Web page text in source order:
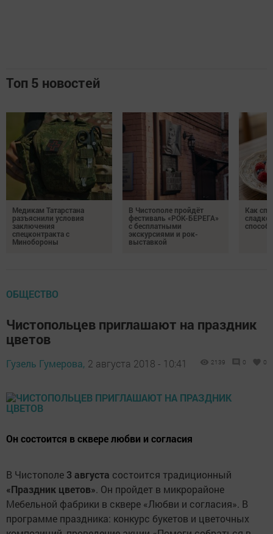
Топ 5 новостей
Медикам Татарстана
разъяснили условия
заключения
спецконтракта с
Минобороны
В Чистополе пройдёт
фестиваль «РОК-БЕРЕГА»
с бесплатными
экскурсиями и рок-
выставкой
Как
ОБЩЕСТВО
Чистопольцев приглашают на праздник
цветов
Гузель Гумерова, 2 августа 2018 - 10:41 2139 0 0
Он состоится в сквере любви и согласия
В Чистополе 3 августа состоится традиционный
«Праздник цветов». Он пройдет в микрорайоне
Мебельной фабрики в сквере «Любви и согласия». В
программе праздника: конкурс букетов и цветочных